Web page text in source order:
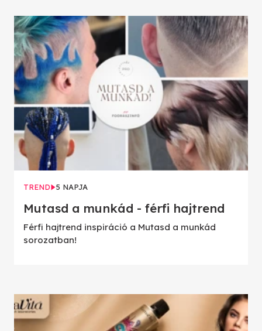
TREND 5 NAPJA
Mutasd a munkád - férfi hajtrend
Férfi hajtrend inspiráció a Mutasd a munkád
sorozatban!